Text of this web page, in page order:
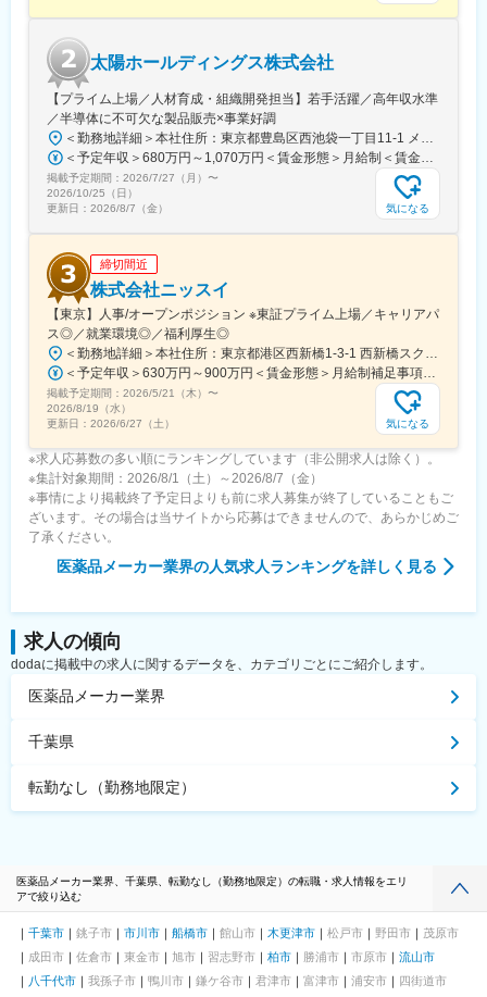
担当顧客ごとに設定された目標（売上、利益）をもとに既存先や
新規先への営業活動を行っています。
目標の達成状況は評価項目の一つですが、達成率以外に、取り組
み内容も踏まえて評価しています。
会社全体としては、個人ごとに目標シートを作成し半期ごとにレ
ビューを行い役員との面談を実施しています。
■組織構成：
12名(40歳～72歳)が在籍しています。
くりを大切にしています。
また、仕事とプライベートの両立を支援し、ワークライフバラン
スを重視した働きやすい職場づくりに努めています。
変更の範囲：会社の定める業務
太陽ホールディングス株式会社
【プライム上場／人材育成・組織開発担当】若手活躍／高年収水準
／半導体に不可欠な製品販売×事業好調
＜勤務地詳細＞本社住所：東京都豊島区西池袋一丁目11-1 メトロポリタンプラザビル16F勤務地最寄駅：各線／池袋駅受動喫煙対策：屋内全面禁煙変更の範囲：会社の定める事業所（リモートワーク含む）
＜予定年収＞680万円～1,070万円＜賃金形態＞月給制＜賃金内訳＞月額（基本給）：335,000円～530,000円＜月給＞335,000円～530,000円＜昇給有無＞有＜残業手当＞有＜給与補足＞※年収概算には想定残業時間20時間分を含む・2025年度 全社平均残業時間：20時間・残業代全額支給（管理監督職については対象外)・賞与6か月分（2025年度実績）賃金はあくまでも目安の金額であり、選考を通じて上下する可能性があります。月給(月額)は固定手当を含めた表記です。
掲載予定期間： 2026/7/27（月） 〜
2026/10/25（日）
更新日： 2026/8/7（金） 気になる
締切間近
株式会社ニッスイ
【東京】人事/オープンポジション ※東証プライム上場／キャリアパ
ス◎／就業環境◎／福利厚生◎
＜勤務地詳細＞本社住所：東京都港区西新橋1-3-1 西新橋スクエア勤務地最寄駅：東京メトロ線／内幸町駅受動喫煙対策：屋内全面禁煙変更の範囲：会社の定める事業所（リモートワーク含む）
＜予定年収＞630万円～900万円＜賃金形態＞月給制補足事項なし＜賃金内訳＞月額（基本給）：330,000円～448,000円＜月給＞330,000円～448,000円＜昇給有無＞有＜残業手当＞有＜給与補足＞※給与詳細は、経験・経歴を考慮のうえ、決定します。■賞与：年2回（6月・12月）※2026年 度見込（ 6.0ヶ月）※時間外、法定外休日勤務をした場合は30%の割増手当支給法定休日勤務の場合は、35%の割増手当支給賃金はあくまでも目安の金額であり、選考を通じて上下する可能性があります。月給(月額)は固定手当を含めた表記です。
掲載予定期間： 2026/5/21（木） 〜
2026/8/19（水）
更新日： 2026/6/27（土） 気になる
※求人応募数の多い順にランキングしています（非公開求人は除く）。
※集計対象期間：2026/8/1（土）～2026/8/7（金）
※事情により掲載終了予定日よりも前に求人募集が終了していることもご
ざいます。その場合は当サイトから応募はできませんので、あらかじめご
了承ください。
医薬品メーカー業界の人気求人ランキングを詳しく見る
求人の傾向
dodaに掲載中の求人に関するデータを、カテゴリごとにご紹介します。
医薬品メーカー業界
千葉県
転勤なし（勤務地限定）
医薬品メーカー業界、千葉県、転勤なし（勤務地限定）の転職・求人情報をエリ
アで絞り込む
千葉市 銚子市 市川市 船橋市 館山市 木更津市 松戸市 野田市
茂原市
成田市
佐倉市 東金市 旭市 習志野市 柏市 勝浦市 市原市
流山市
八千代市
我孫子市 鴨川市 鎌ケ谷市 君津市 富津市 浦安市
四街道市